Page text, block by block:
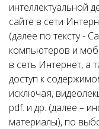
интеллектуальной
сайте в сети
(далее по тексту -
компьютеров и
в сеть Интернет, а
доступ к
исключая,
pdf. и др. (далее –
материалы), по